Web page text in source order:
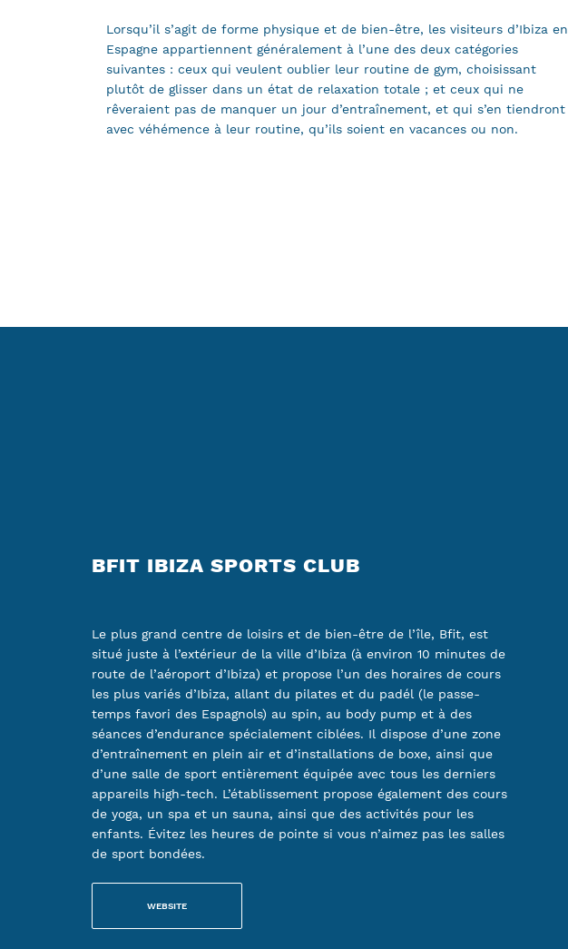
Lorsqu’il s’agit de forme physique et de bien-être, les visiteurs d’Ibiza en
Espagne appartiennent généralement à l’une des deux catégories
suivantes : ceux qui veulent oublier leur routine de gym, choisissant
plutôt de glisser dans un état de relaxation totale ; et ceux qui ne
rêveraient pas de manquer un jour d’entraînement, et qui s’en tiendront
avec véhémence à leur routine, qu’ils soient en vacances ou non.
BFIT IBIZA SPORTS CLUB
Le plus grand centre de loisirs et de bien-être de l’île, Bfit, est
situé juste à l’extérieur de la ville d’Ibiza (à environ 10 minutes de
route de l’aéroport d’Ibiza) et propose l’un des horaires de cours
les plus variés d’Ibiza, allant du pilates et du padél (le passe-
temps favori des Espagnols) au spin, au body pump et à des
séances d’endurance spécialement ciblées. Il dispose d’une zone
d’entraînement en plein air et d’installations de boxe, ainsi que
d’une salle de sport entièrement équipée avec tous les derniers
appareils high-tech. L’établissement propose également des cours
de yoga, un spa et un sauna, ainsi que des activités pour les
enfants. Évitez les heures de pointe si vous n’aimez pas les salles
de sport bondées.
WEBSITE